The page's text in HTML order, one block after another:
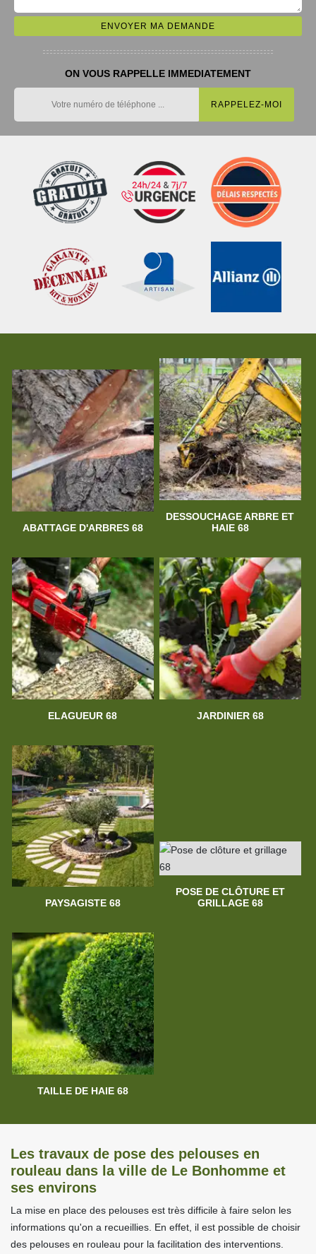
ON VOUS RAPPELLE IMMEDIATEMENT
ABATTAGE D'ARBRES 68
DESSOUCHAGE ARBRE ET
HAIE 68
ELAGUEUR 68 JARDINIER 68
PAYSAGISTE 68
POSE DE CLÔTURE ET
GRILLAGE 68
TAILLE DE HAIE 68
Les travaux de pose des pelouses en
rouleau dans la ville de Le Bonhomme et
ses environs
La mise en place des pelouses est très difficile à faire selon les
informations qu'on a recueillies. En effet, il est possible de choisir
des pelouses en rouleau pour la facilitation des interventions.